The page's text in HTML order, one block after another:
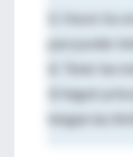
. Hacer los
para poder
Tener las
. Seguir
tengan las